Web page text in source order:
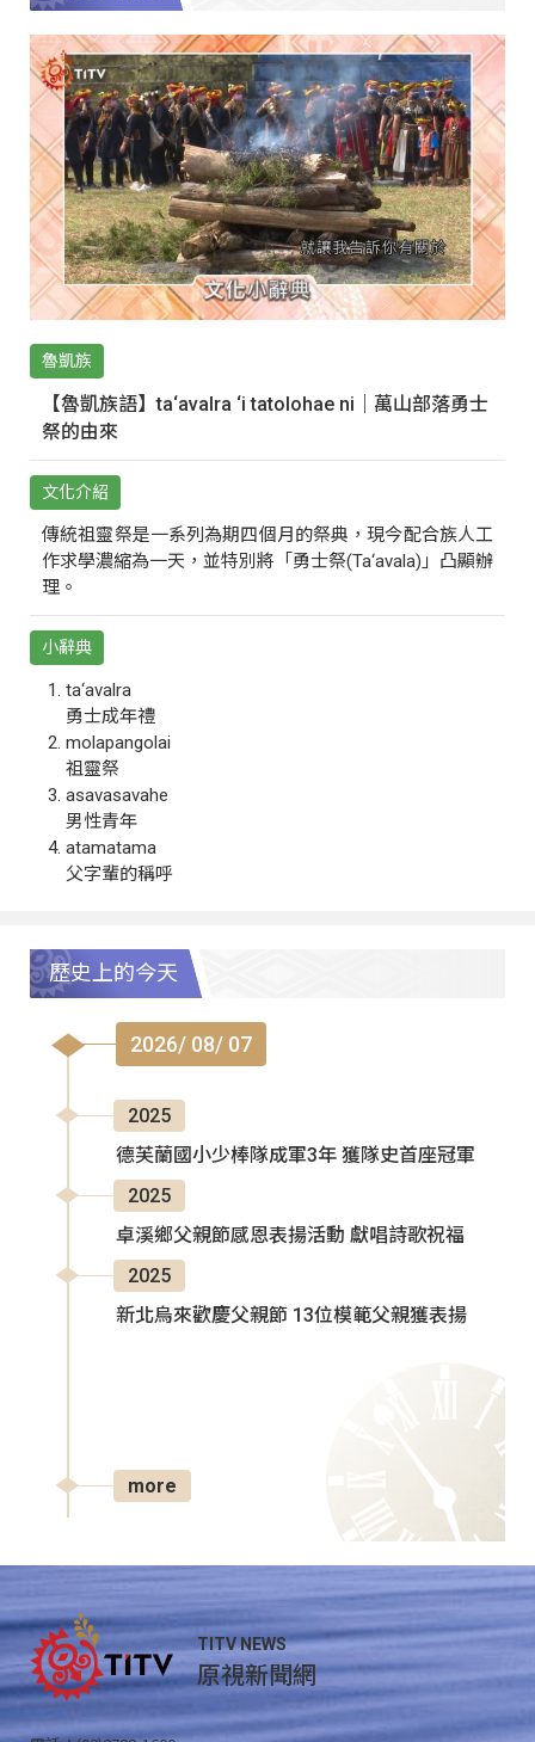
魯凱族
【魯凱族語】ta‘avalra ‘i tatolohae ni｜萬山部落勇士
祭的由來
文化介紹
傳統祖靈祭是一系列為期四個月的祭典，現今配合族人工
作求學濃縮為一天，並特別將「勇士祭(Ta‘avala)」凸顯辦
理。
小辭典
ta‘avalra
勇士成年禮
molapangolai
祖靈祭
asavasavahe
男性青年
atamatama
父字輩的稱呼
歷史上的今天
2026/ 08/ 07
2025
德芙蘭國小少棒隊成軍3年 獲隊史首座冠軍
2025
卓溪鄉父親節感恩表揚活動 獻唱詩歌祝福
2025
新北烏來歡慶父親節 13位模範父親獲表揚
more
TITV NEWS
原視新聞網